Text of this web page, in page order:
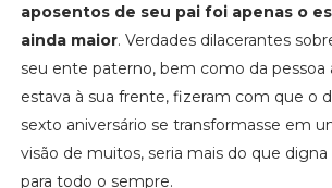
aposentos de seu pai foi apenas o
ainda maior. Verdades dilacerantes
seu ente paterno, bem como da pessoa
estava à sua frente, fizeram com que o
sexto aniversário se transformasse em
visão de muitos, seria mais do que
para todo o sempre.